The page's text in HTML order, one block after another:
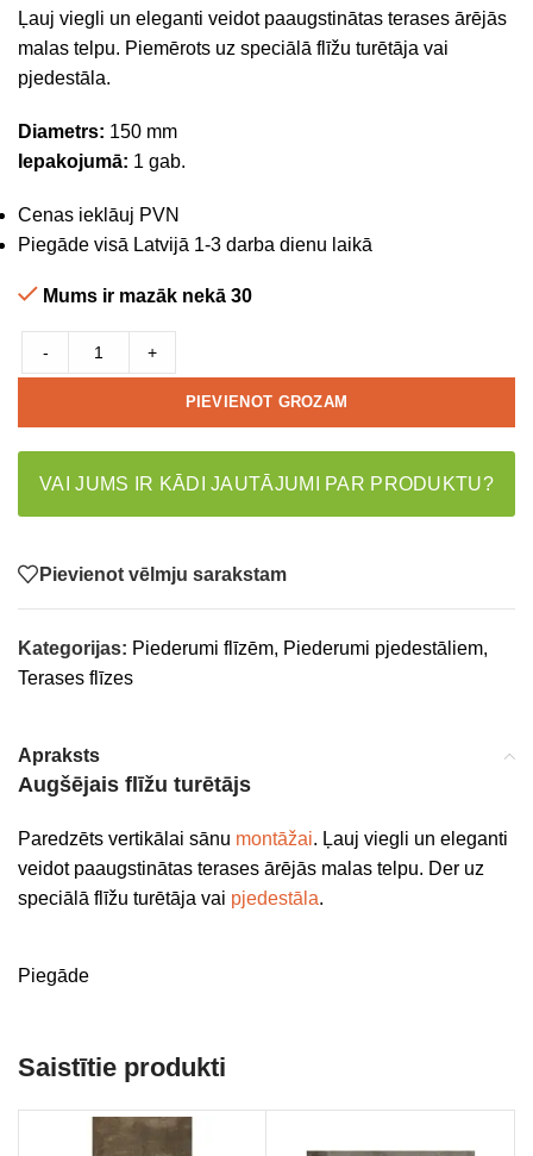
Ļauj viegli un eleganti veidot paaugstinātas terases ārējās
malas telpu. Piemērots uz speciālā flīžu turētāja vai
pjedestāla.
Diametrs: 150 mm
Iepakojumā: 1 gab.
Cenas ieklāuj PVN
Piegāde visā Latvijā 1-3 darba dienu laikā
Mums ir mazāk nekā 30
- +
PIEVIENOT GROZAM
VAI JUMS IR KĀDI JAUTĀJUMI PAR PRODUKTU?
Pievienot vēlmju sarakstam
Kategorijas: Piederumi flīzēm, Piederumi pjedestāliem,
Terases flīzes
Apraksts
Augšējais flīžu turētājs
Paredzēts vertikālai sānu montāžai. Ļauj viegli un eleganti
veidot paaugstinātas terases ārējās malas telpu. Der uz
speciālā flīžu turētāja vai pjedestāla.
Piegāde
Saistītie produkti